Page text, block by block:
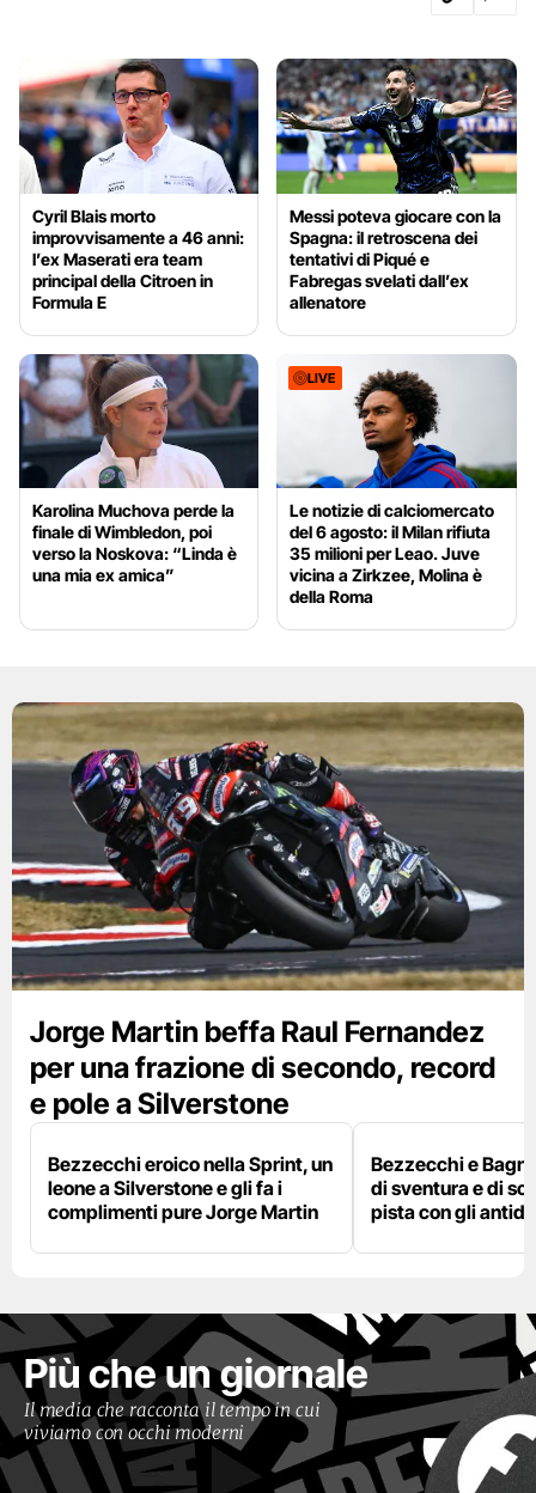
Cyril Blais morto
improvvisamente a 46 anni:
l’ex Maserati era team
principal della Citroen in
Formula E
Messi poteva giocare con la
Spagna: il retroscena dei
tentativi di Piqué e
Fabregas svelati dall’ex
allenatore
Karolina Muchova perde la
finale di Wimbledon, poi
verso la Noskova: “Linda è
una mia ex amica”
LIVE
Le notizie di calciomercato
del 6 agosto: il Milan rifiuta
35 milioni per Leao. Juve
vicina a Zirkzee, Molina è
della Roma
Jorge Martin beffa Raul Fernandez
per una frazione di secondo, record
e pole a Silverstone
Bezzecchi eroico nella Sprint, un
leone a Silverstone e gli fa i
complimenti pure Jorge Martin
Bezzecchi e
di sventura e di
pista con gli
Più che un giornale
Il media che racconta il tempo in cui
viviamo con occhi moderni